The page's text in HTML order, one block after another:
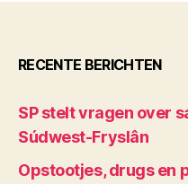
RECENTE BERICHTEN
SP stelt vragen over
Súdwest-Fryslân
Opstootjes, drugs en